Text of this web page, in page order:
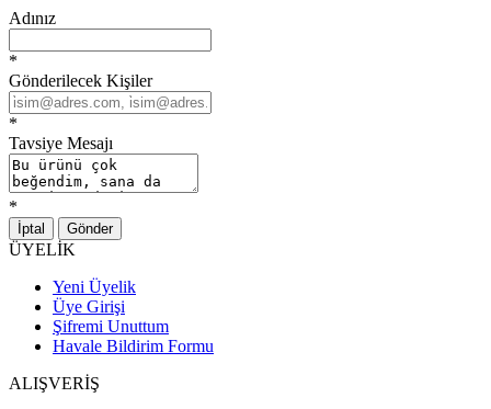
Adınız
*
Gönderilecek Kişiler
*
Tavsiye Mesajı
*
İptal Gönder
ÜYELİK
Yeni Üyelik
Üye Girişi
Şifremi Unuttum
Havale Bildirim Formu
ALIŞVERİŞ